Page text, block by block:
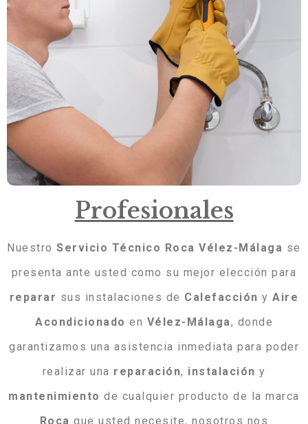
Profesionales
NuestroServicio Técnico Roca Vélez-Málaga se
presenta ante usted como su mejor elección para
reparar sus instalaciones de Calefacción yAire
Acondicionado en Vélez-Málaga, donde
garantizamos una asistencia inmediata para poder
realizar una reparación, instalación y
mantenimiento de cualquier producto de la marca
Roca que usted necesite, nosotros nos